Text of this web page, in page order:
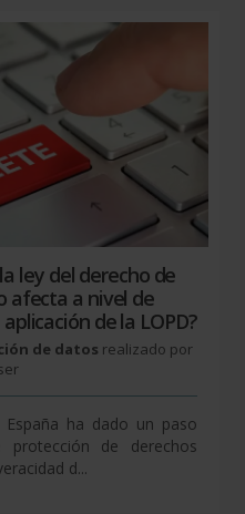
ley del derecho de
afecta a nivel de
de la LOPD?
de datos realizado por
ha dado un paso
de derechos
d...